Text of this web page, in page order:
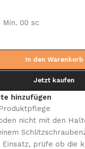
Min. 00 sc
In den Warenkorb
Jetzt kaufen
hinzufügen
nicht mit den
prüfe ob die